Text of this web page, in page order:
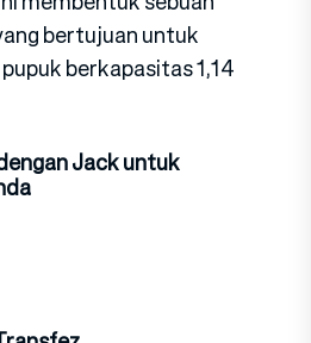
bertujuan untuk
berkapasitas 1,14
Jack untuk